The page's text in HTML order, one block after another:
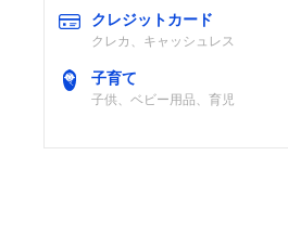
クレジットカード
クレカ、キャッシュレス
子育て
子供、ベビー用品、育児